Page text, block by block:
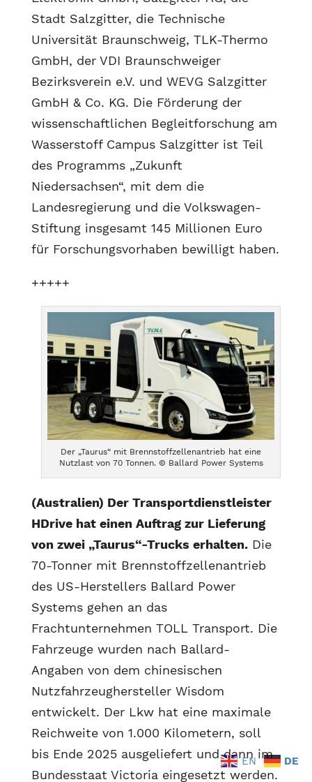
Stadt Salzgitter, die Technische
Universität Braunschweig, TLK-Thermo
GmbH, der VDI Braunschweiger
Bezirksverein e.V. und WEVG Salzgitter
GmbH & Co. KG. Die Förderung der
wissenschaftlichen Begleitforschung am
Wasserstoff Campus Salzgitter ist Teil
des Programms „Zukunft
Niedersachsen“, mit dem die
Landesregierung und die Volkswagen-
Stiftung insgesamt 145 Millionen Euro
für Forschungsvorhaben bewilligt haben.
+++++
Der „Taurus“ mit Brennstoffzellenantrieb hat eine
Nutzlast von 70 Tonnen. © Ballard Power Systems
(Australien) Der Transportdienstleister
HDrive hat einen Auftrag zur Lieferung
von zwei „Taurus“-Trucks erhalten.Die
70-Tonner mit Brennstoffzellenantrieb
des US-Herstellers Ballard Power
Systems gehen an das
Frachtunternehmen TOLL Transport. Die
Fahrzeuge wurden nach Ballard-
Angaben von dem chinesischen
Nutzfahrzeughersteller Wisdom
entwickelt. Der Lkw hat eine maximale
Reichweite von 1.000 Kilometern, soll
bis Ende 2025 ausgeliefert und dann im
Bundesstaat Victoria eingesetzt werden.
EN DE